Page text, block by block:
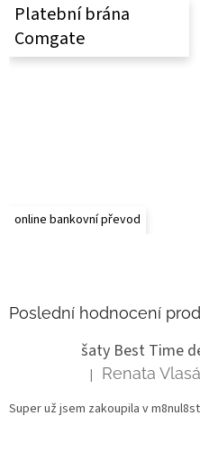
Platební brána
Comgate
online bankovní převod
Poslední hodnocení
šaty Best Time
Hodnocení produktu
| Renata
Super už jsem zakoupila v